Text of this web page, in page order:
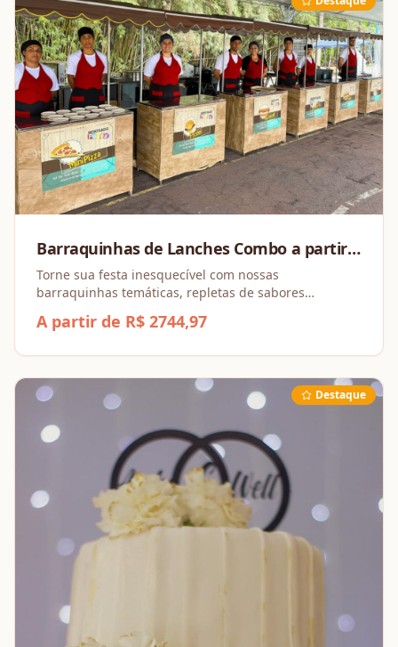
Barraquinhas de Lanches Combo a partir
de 4 barracas
Torne sua festa inesquecível com nossas
barraquinhas temáticas, repletas de sabores
esse combo promocional a partir de 4 barraquinhas
A partir de R$ 2744,97
Destaque